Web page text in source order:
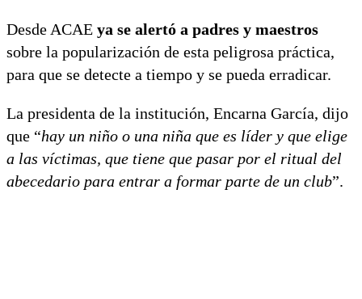
Desde ACAE ya se alertó a padres y maestros
sobre la popularización de esta peligrosa práctica,
para que se detecte a tiempo y se pueda erradicar.
La presidenta de la institución, Encarna García, dijo
que “hay un niño o una niña que es líder y que elige
a las víctimas, que tiene que pasar por el ritual del
abecedario para entrar a formar parte de un club”.